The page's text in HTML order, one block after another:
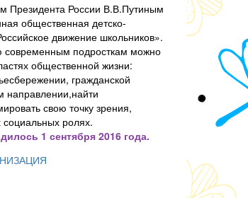
Президента России В.В.Путиным
общественная детско-
движение школьников».
современным подросткам можно
общественной жизни:
гражданской
направлении,найти
свою точку зрения,
социальных ролях.
1 сентября 2016 года.